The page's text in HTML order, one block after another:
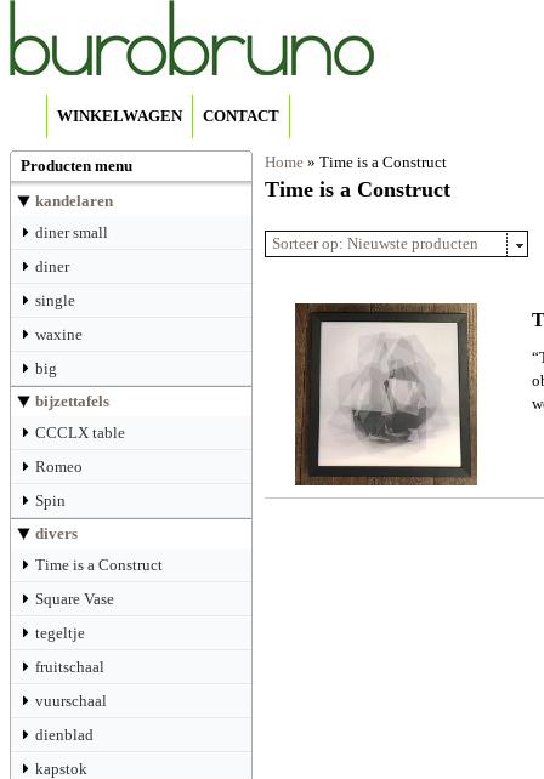
WINKELWAGEN CONTACT
Producten menu
kandelaren
diner small
diner
single
waxine
big
bijzettafels
CCCLX table
Romeo
Spin
divers
Time is a Construct
Square Vase
tegeltje
fruitschaal
vuurschaal
dienblad
kapstok
Home » Time is a Construct
Time is a Construct
Sorteer op: Nieuwste producten